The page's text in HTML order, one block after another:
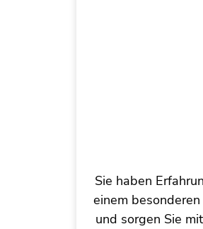
Sie haben
einem
und sorgen Sie